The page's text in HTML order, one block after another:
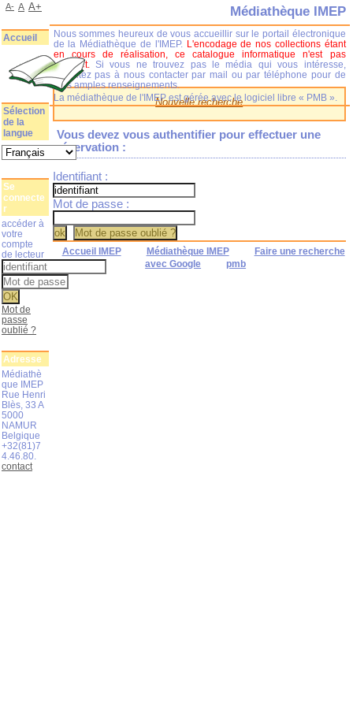
Nouvelle recherche
Vous devez vous authentifier pour effectuer une
réservation :
Identifiant :
Mot de passe :
Accueil IMEP Médiathèque IMEP
Faire une recherche
avec Google
pmb
Médiathèque IMEP
Nous sommes heureux de vous accueillir sur le portail électronique
de la Médiathèque de l'IMEP. L'encodage de nos collections étant
en cours de réalisation, ce catalogue informatique n'est pas
complet.
Si vous ne trouvez pas le média qui vous intéresse,
n'hésitez pas à nous contacter par mail ou par téléphone pour de
plus amples renseignements.
La médiathèque de l'IMEP est gérée avec le logiciel libre « PMB ».
A- A A+
Accueil
Sélection
de la
langue
Se
connecte
r
accéder à
votre
compte
de lecteur
Mot de
passe
oublié ?
Adresse
Médiathè
que IMEP
Rue Henri
Blès, 33 A
5000
NAMUR
Belgique
+32(81)7
4.46.80.
contact